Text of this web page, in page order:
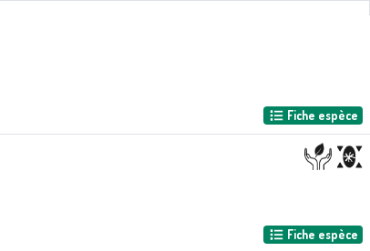
Fiche espèce
Fiche espèce